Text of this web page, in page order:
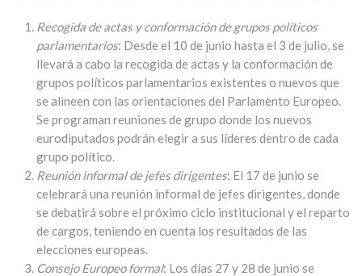
Recogida de actas y conformación de grupos políticos
parlamentarios: Desde el 10 de junio hasta el 3 de julio, se
llevará a cabo la recogida de actas y la conformación de
grupos políticos parlamentarios existentes o nuevos que
se alineen con las orientaciones del Parlamento Europeo.
Se programan reuniones de grupo donde los nuevos
eurodiputados podrán elegir a sus líderes dentro de cada
grupo político.
Reunión informal de jefes dirigentes: El 17 de junio se
celebrará una reunión informal de jefes dirigentes, donde
se debatirá sobre el próximo ciclo institucional y el reparto
de cargos, teniendo en cuenta los resultados de las
elecciones europeas.
Consejo Europeo formal: Los días 27 y 28 de junio se